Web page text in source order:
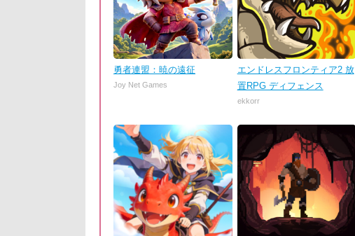
勇者連盟：暁の遠征
Joy Net Games
エンドレスフロンティア2 放
置RPG ディフェンス
ekkorr